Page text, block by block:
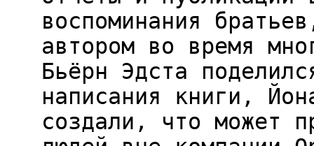
воспоминания
автором во время
Бьёрн Эдста
написания книги,
создали, что может